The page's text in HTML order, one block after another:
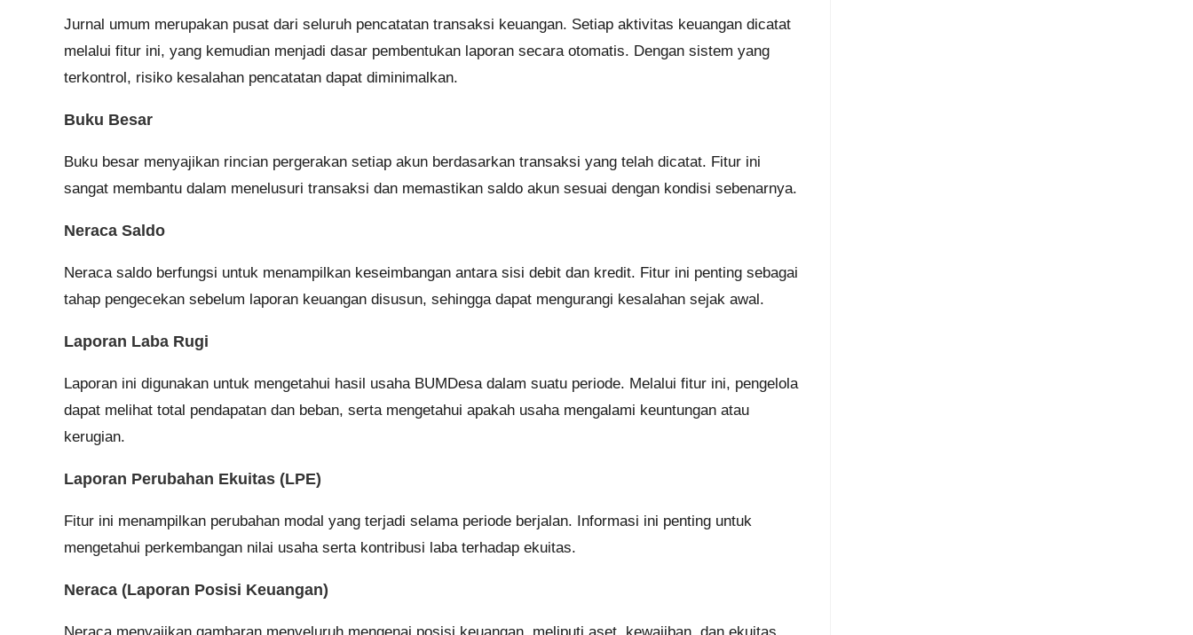
Jurnal umum merupakan pusat dari seluruh pencatatan transaksi keuangan. Setiap aktivitas keuangan dicatat
melalui fitur ini, yang kemudian menjadi dasar pembentukan laporan secara otomatis. Dengan sistem yang
terkontrol, risiko kesalahan pencatatan dapat diminimalkan.
Buku Besar
Buku besar menyajikan rincian pergerakan setiap akun berdasarkan transaksi yang telah dicatat. Fitur ini
sangat membantu dalam menelusuri transaksi dan memastikan saldo akun sesuai dengan kondisi sebenarnya.
Neraca Saldo
Neraca saldo berfungsi untuk menampilkan keseimbangan antara sisi debit dan kredit. Fitur ini penting sebagai
tahap pengecekan sebelum laporan keuangan disusun, sehingga dapat mengurangi kesalahan sejak awal.
Laporan Laba Rugi
Laporan ini digunakan untuk mengetahui hasil usaha BUMDesa dalam suatu periode. Melalui fitur ini, pengelola
dapat melihat total pendapatan dan beban, serta mengetahui apakah usaha mengalami keuntungan atau
kerugian.
Laporan Perubahan Ekuitas (LPE)
Fitur ini menampilkan perubahan modal yang terjadi selama periode berjalan. Informasi ini penting untuk
mengetahui perkembangan nilai usaha serta kontribusi laba terhadap ekuitas.
Neraca (Laporan Posisi Keuangan)
Neraca menyajikan gambaran menyeluruh mengenai posisi keuangan, meliputi aset, kewajiban, dan ekuitas.